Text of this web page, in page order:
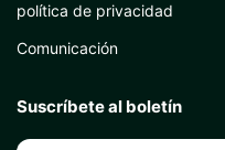
política de privacidad
Comunicación
Suscríbete al boletín